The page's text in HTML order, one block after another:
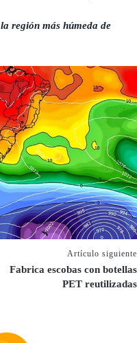
región más húmeda de
Artículo siguiente
Fabrica escobas con botellas
PET reutilizadas